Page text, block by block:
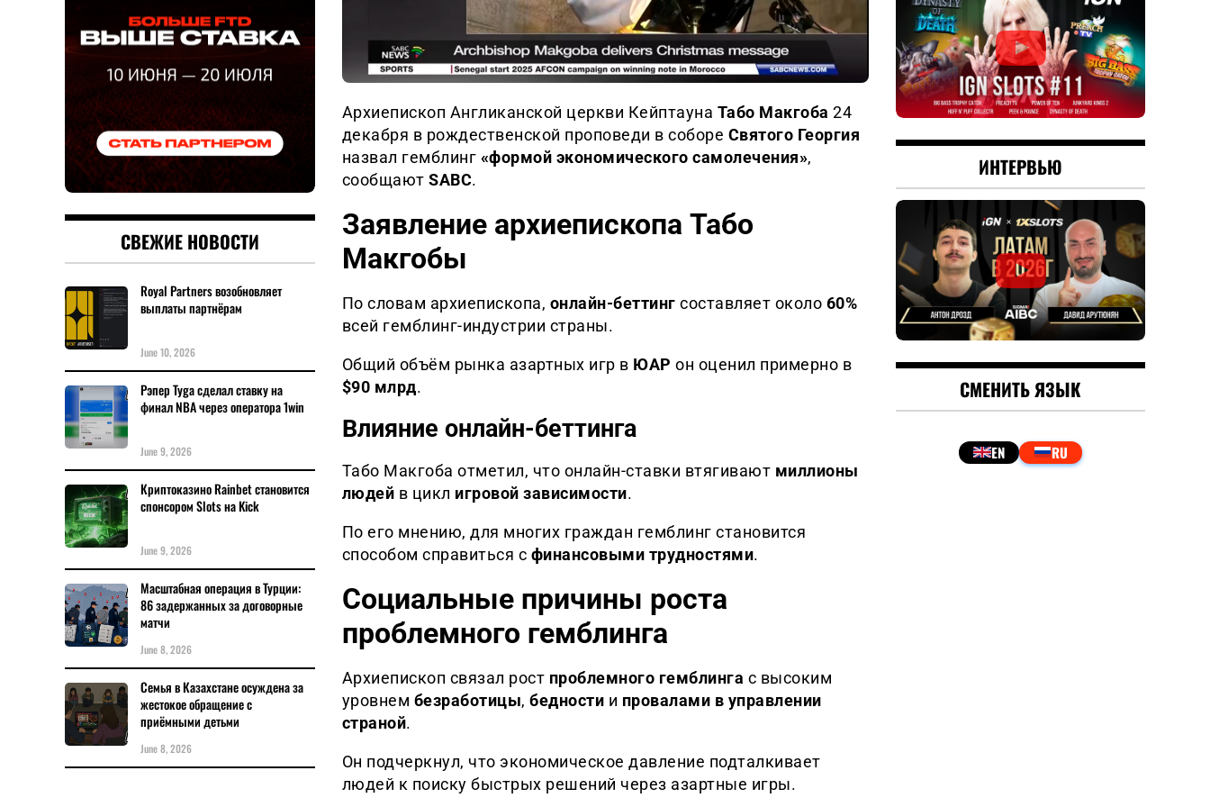
Архиепископ Англиканской церкви Кейптауна Табо Макгоба 24
декабря в рождественской проповеди в соборе Святого Георгия
назвал гемблинг «формой экономического самолечения»,
сообщают SABC.
Заявление архиепископа Табо
Макгобы
По словам архиепископа, онлайн-беттинг составляет около 60%
всей гемблинг-индустрии страны.
Общий объём рынка азартных игр в ЮАР он оценил примерно в
$90 млрд.
Влияние онлайн-беттинга
Табо Макгоба отметил, что онлайн-ставки втягивают миллионы
людей в цикл игровой зависимости.
По его мнению, для многих граждан гемблинг становится
способом справиться с финансовыми трудностями.
Социальные причины роста
проблемного гемблинга
Архиепископ связал рост проблемного гемблинга с высоким
уровнем безработицы, бедности и провалами в управлении
страной.
Он подчеркнул, что экономическое давление подталкивает
людей к поиску быстрых решений через азартные игры.
СВЕЖИЕ НОВОСТИ
Royal Partners возобновляет
выплаты партнёрам
June 10, 2026
Рэпер Tyga сделал ставку на
финал NBA через оператора 1win
June 9, 2026
Криптоказино Rainbet становится
спонсором Slots на Kick
June 9, 2026
Масштабная операция в Турции:
86 задержанных за договорные
матчи
June 8, 2026
Семья в Казахстане осуждена за
жестокое обращение с
приёмными детьми
June 8, 2026
ИНТЕРВЬЮ
СМЕНИТЬ ЯЗЫК